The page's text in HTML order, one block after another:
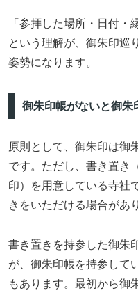
「参拝した場所・日付
という理解が、御朱印巡
姿勢になります。
御朱印帳がないと御朱
原則として、御朱印は御
です。ただし、書き置き
印）を用意している寺社
きをいただける場合があ
書き置きを持参した御朱
が、御朱印帳を持参して
もあります。最初から御